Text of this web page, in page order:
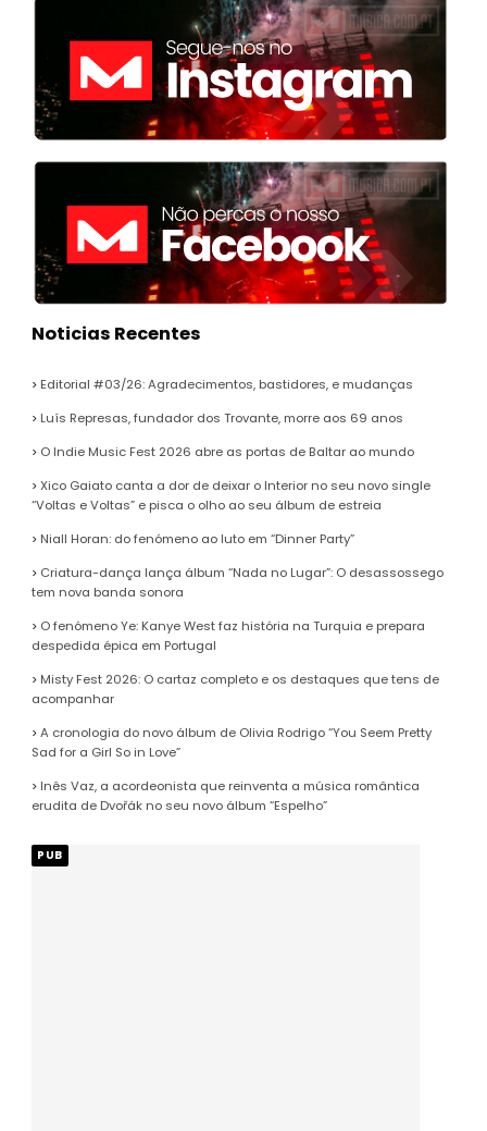
Noticias Recentes
Editorial #03/26: Agradecimentos, bastidores, e mudanças
Luís Represas, fundador dos Trovante, morre aos 69 anos
O Indie Music Fest 2026 abre as portas de Baltar ao mundo
Xico Gaiato canta a dor de deixar o Interior no seu novo single
“Voltas e Voltas” e pisca o olho ao seu álbum de estreia
Niall Horan: do fenómeno ao luto em “Dinner Party”
Criatura-dança lança álbum “Nada no Lugar”: O desassossego
tem nova banda sonora
O fenómeno Ye: Kanye West faz história na Turquia e prepara
despedida épica em Portugal
Misty Fest 2026: O cartaz completo e os destaques que tens de
acompanhar
A cronologia do novo álbum de Olivia Rodrigo “You Seem Pretty
Sad for a Girl So in Love”
Inês Vaz, a acordeonista que reinventa a música romântica
erudita de Dvořák no seu novo álbum “Espelho”
PUB